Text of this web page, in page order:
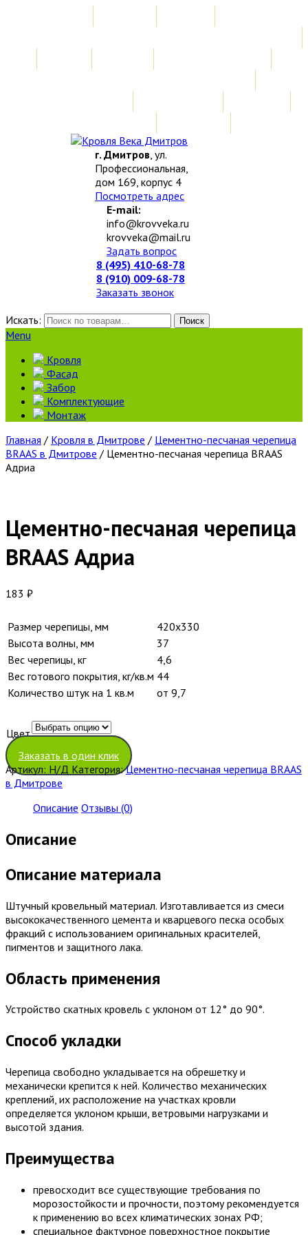
г. Дмитров, ул.
Профессиональная,
дом 169, корпус 4
Посмотреть адрес
E-mail:
info@krovveka.ru
krovveka@mail.ru
Задать вопрос
8 (495) 410-68-78
8 (910) 009-68-78
Заказать звонок
Искать:
Поиск
Menu
Кровля
Фасад
Забор
Комплектующие
Монтаж
Главная / Кровля в Дмитрове / Цементно-песчаная черепица
BRAAS в Дмитрове / Цементно-песчаная черепица BRAAS
Адриа
Цементно-песчаная черепица
BRAAS Адриа
183 ₽
Размер черепицы, мм
420х330
Высота волны, мм
37
Вес черепицы, кг
4,6
Вес готового покрытия, кг/кв.м 44
Количество штук на 1 кв.м
от 9,7
Цвет
Очистить
Заказать в один клик
Артикул: Н/Д Категория:Цементно-песчаная черепица BRAAS
в Дмитрове
Описание Отзывы (0)
Описание
Описание материала
Штучный кровельный материал. Изготавливается из смеси
высококачественного цемента и кварцевого песка особых
фракций с использованием оригинальных красителей,
пигментов и защитного лака.
Область применения
Устройство скатных кровель с уклоном от 12° до 90°.
Способ укладки
Черепица свободно укладывается на обрешетку и
механически крепится к ней. Количество механических
креплений, их расположение на участках кровли
определяется уклоном крыши, ветровыми нагрузками и
высотой здания.
Преимущества
превосходит все существующие требования по
морозостойкости и прочности, поэтому рекомендуется
к применению во всех климатических зонах РФ;
специальное фактурное поверхностное покрытие